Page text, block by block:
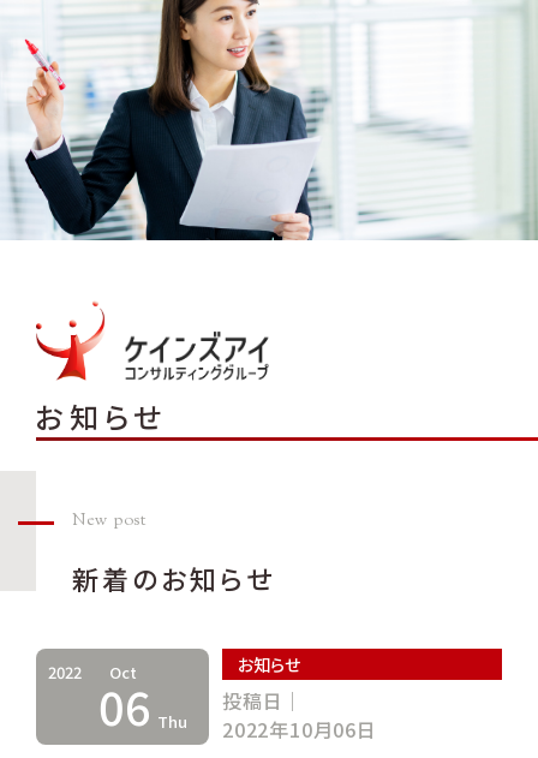
お知らせ
New post
新着のお知らせ
2022 Oct
06 Thu
お知らせ
投稿日｜
2022年10月06日